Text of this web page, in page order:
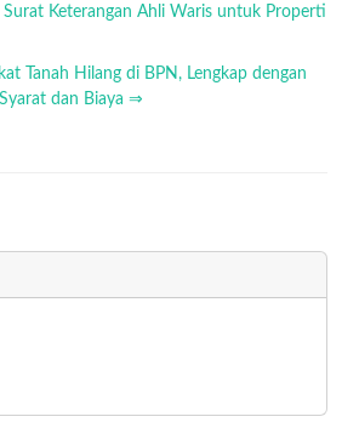
Keterangan Ahli Waris untuk Properti
Tanah Hilang di BPN, Lengkap dengan
Syarat dan Biaya ⇒